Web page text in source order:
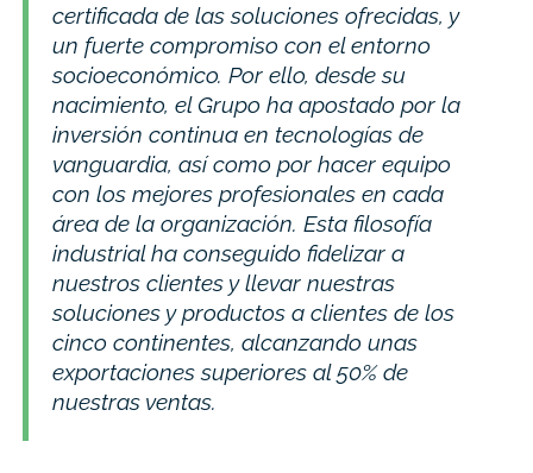
certificada de las soluciones ofrecidas, y
un fuerte compromiso con el entorno
socioeconómico. Por ello, desde su
nacimiento, el Grupo ha apostado por la
inversión continua en tecnologías de
vanguardia, así como por hacer equipo
con los mejores profesionales en cada
área de la organización. Esta filosofía
industrial ha conseguido fidelizar a
nuestros clientes y llevar nuestras
soluciones y productos a clientes de los
cinco continentes, alcanzando unas
exportaciones superiores al 50% de
nuestras ventas.